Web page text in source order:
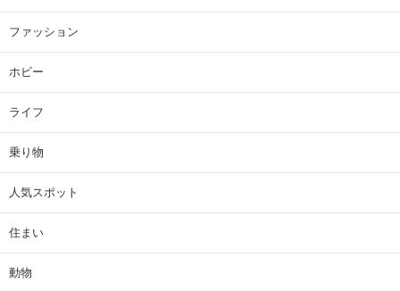
ファッション
ホビー
ライフ
乗り物
人気スポット
住まい
動物